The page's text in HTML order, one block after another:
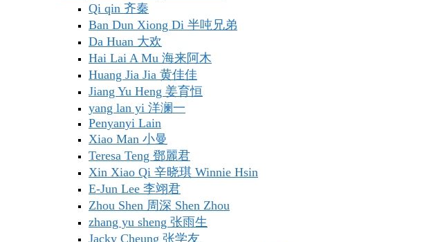
Qi qin 齐秦
Ban Dun Xiong Di 半吨兄弟
Da Huan 大欢
Hai Lai A Mu 海来阿木
Huang Jia Jia 黄佳佳
Jiang Yu Heng 姜育恒
yang lan yi 洋澜一
Penyanyi Lain
Xiao Man 小曼
Teresa Teng 鄧麗君
Xin Xiao Qi 辛晓琪 Winnie Hsin
E-Jun Lee 李翊君
Zhou Shen 周深 Shen Zhou
zhang yu sheng 张雨生
Jacky Cheung 张学友